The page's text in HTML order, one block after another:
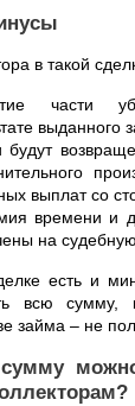
в такой
части
выданного
будут
выплат со
времени и
на
есть и
всю сумму,
займа – не
можно